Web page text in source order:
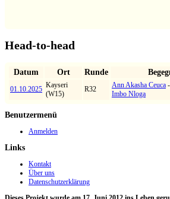
Head-to-head
Datum Ort Runde
01.10.2025 Kayseri
(W15)
R32 Ann Akasha Ceuca
Imbo Nloga
Benutzermenü
Anmelden
Links
Kontakt
Über uns
Datenschutzerklärung